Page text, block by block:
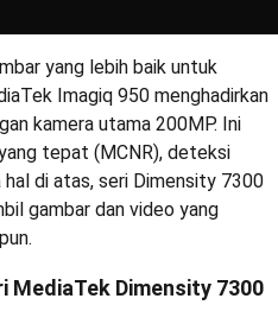
yang lebih baik untuk
Imagiq 950 menghadirkan
kamera utama 200MP. Ini
tepat (MCNR), deteksi
hal di atas, seri Dimensity 7300
gambar dan video yang
MediaTek Dimensity 7300